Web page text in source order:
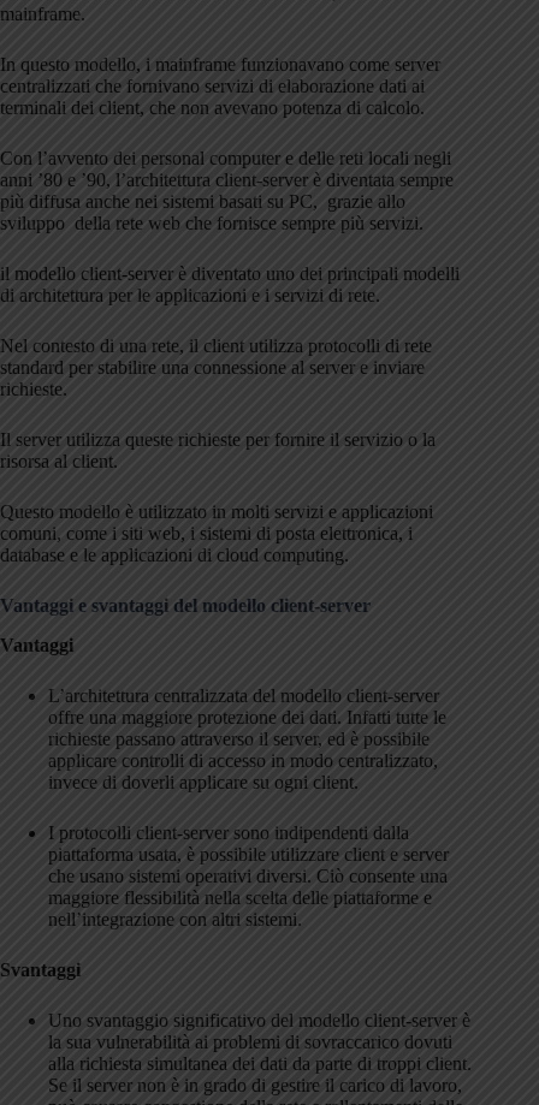
mainframe.
In questo modello, i mainframe funzionavano come server
centralizzati che fornivano servizi di elaborazione dati ai
terminali dei client, che non avevano potenza di calcolo.
Con l’avvento dei personal computer e delle reti locali negli
anni ’80 e ’90, l’architettura client-server è diventata sempre
più diffusa anche nei sistemi basati su PC, grazie allo
sviluppo della rete web che fornisce sempre più servizi.
il modello client-server è diventato uno dei principali modelli
di architettura per le applicazioni e i servizi di rete.
Nel contesto di una rete, il client utilizza protocolli di rete
standard per stabilire una connessione al server e inviare
richieste.
Il server utilizza queste richieste per fornire il servizio o la
risorsa al client.
Questo modello è utilizzato in molti servizi e applicazioni
comuni, come i siti web, i sistemi di posta elettronica, i
database e le applicazioni di cloud computing.
Vantaggi e svantaggi del modello client-server
Vantaggi
L’architettura centralizzata del modello client-server
offre una maggiore protezione dei dati. Infatti tutte le
richieste passano attraverso il server, ed è possibile
applicare controlli di accesso in modo centralizzato,
invece di doverli applicare su ogni client.
I protocolli client-server sono indipendenti dalla
piattaforma usata, è possibile utilizzare client e server
che usano sistemi operativi diversi. Ciò consente una
maggiore flessibilità nella scelta delle piattaforme e
nell’integrazione con altri sistemi.
Svantaggi
Uno svantaggio significativo del modello client-server è
la sua vulnerabilità ai problemi di sovraccarico dovuti
alla richiesta simultanea dei dati da parte di troppi client.
Se il server non è in grado di gestire il carico di lavoro,